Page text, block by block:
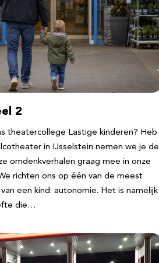
2
theatercollege Lastige kinderen? Heb
in IJsselstein nemen we je de
omdenkverhalen graag mee in onze
richten ons op één van de meest
een kind: autonomie. Het is namelijk
die…